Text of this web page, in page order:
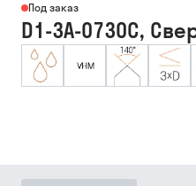
Под заказ
D1-3A-0730C,